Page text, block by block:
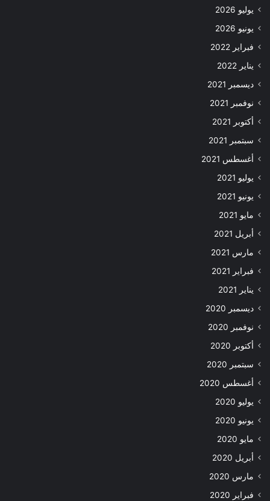
يوليو 2026
يونيو 2026
فبراير 2022
يناير 2022
ديسمبر 2021
نوفمبر 2021
أكتوبر 2021
سبتمبر 2021
أغسطس 2021
يوليو 2021
يونيو 2021
مايو 2021
أبريل 2021
مارس 2021
فبراير 2021
يناير 2021
ديسمبر 2020
نوفمبر 2020
أكتوبر 2020
سبتمبر 2020
أغسطس 2020
يوليو 2020
يونيو 2020
مايو 2020
أبريل 2020
مارس 2020
فبراير 2020